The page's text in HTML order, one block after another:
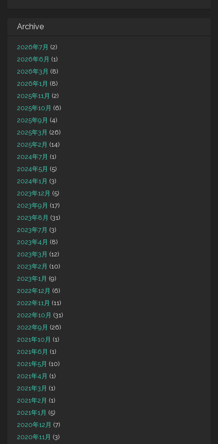
Archive
2026年7月 (2)
2026年6月 (1)
2026年3月 (8)
2026年1月 (8)
2025年11月 (2)
2025年10月 (6)
2025年9月 (4)
2025年3月 (26)
2025年2月 (14)
2024年7月 (1)
2024年5月 (5)
2024年1月 (3)
2023年12月 (5)
2023年9月 (17)
2023年8月 (31)
2023年7月 (3)
2023年4月 (8)
2023年3月 (12)
2023年2月 (10)
2023年1月 (9)
2022年12月 (6)
2022年11月 (11)
2022年10月 (31)
2022年9月 (26)
2021年10月 (1)
2021年6月 (1)
2021年5月 (10)
2021年4月 (1)
2021年3月 (1)
2021年2月 (1)
2021年1月 (5)
2020年12月 (7)
2020年11月 (3)